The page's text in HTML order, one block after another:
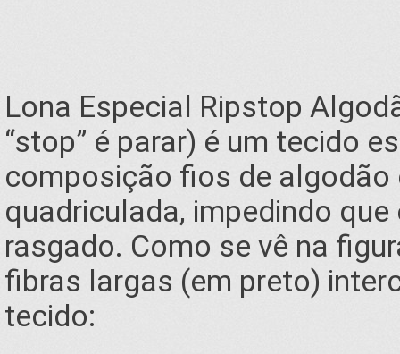
Lona Especial Ripstop
“stop” é parar) é um tecido
composição fios de
quadriculada, impedindo
rasgado. Como se vê na
fibras largas (em preto)
tecido: